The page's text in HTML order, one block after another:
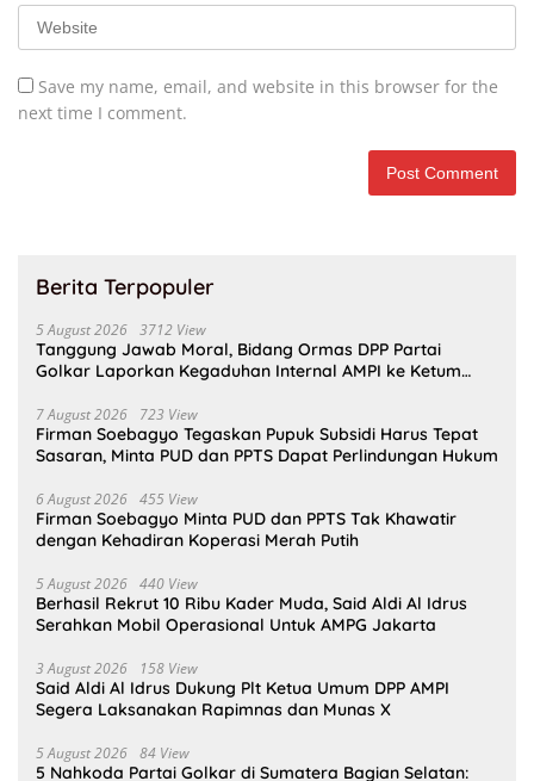
Save my name, email, and website in this browser for the
next time I comment.
Berita Terpopuler
5 August 2026 3712 View
Tanggung Jawab Moral, Bidang Ormas DPP Partai
Golkar Laporkan Kegaduhan Internal AMPI ke Ketum
7 August 2026 723 View
Firman Soebagyo Tegaskan Pupuk Subsidi Harus Tepat
Sasaran, Minta PUD dan PPTS Dapat Perlindungan Hukum
6 August 2026 455 View
Firman Soebagyo Minta PUD dan PPTS Tak Khawatir
dengan Kehadiran Koperasi Merah Putih
5 August 2026 440 View
Berhasil Rekrut 10 Ribu Kader Muda, Said Aldi Al Idrus
Serahkan Mobil Operasional Untuk AMPG Jakarta
3 August 2026 158 View
Said Aldi Al Idrus Dukung Plt Ketua Umum DPP AMPI
Segera Laksanakan Rapimnas dan Munas X
5 August 2026 84 View
5 Nahkoda Partai Golkar di Sumatera Bagian Selatan: